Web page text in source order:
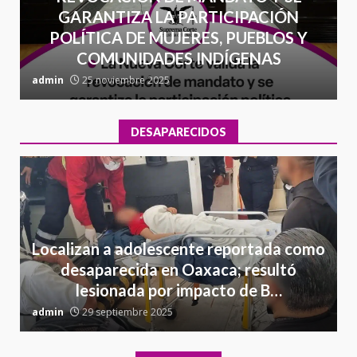
GARANTIZA LA PARTICIPACIÓN
POLÍTICA DE MUJERES, PUEBLOS Y
COMUNIDADES INDÍGENAS
admin 25 noviembre 2025
DESAPARECIDOS
Localizan a adolescente reportada como
desaparecida en Oaxaca; resultó
lesionada por impacto de B…
admin 29 septiembre 2025